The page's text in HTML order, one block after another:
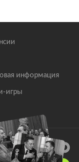
информация
игры